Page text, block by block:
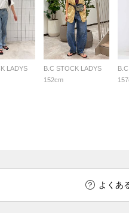
LADYS
B.C STOCK LADYS
152cm
よくあ